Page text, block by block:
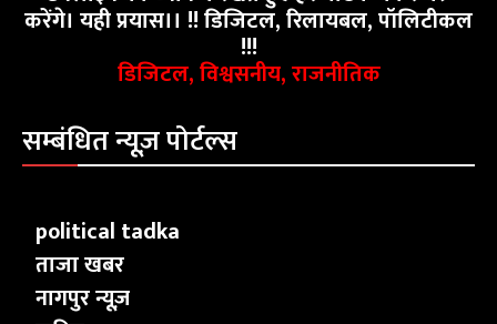
करेंगे। यही प्रयास।। !! डिजिटल, रिलायबल, पॉलिटीकल
!!!
डिजिटल, विश्वसनीय, राजनीतिक
सम्बंधित न्यूज़ पोर्टल्स
political tadka
ताजा खबर
नागपुर न्यूज़